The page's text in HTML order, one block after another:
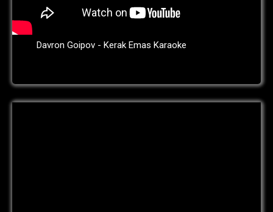
Davron Goipov - Kerak Emas Karaoke